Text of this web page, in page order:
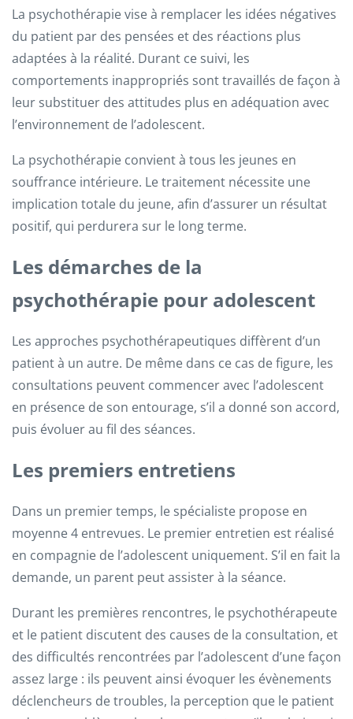
La psychothérapie vise à remplacer les idées négatives
du patient par des pensées et des réactions plus
adaptées à la réalité. Durant ce suivi, les
comportements inappropriés sont travaillés de façon à
leur substituer des attitudes plus en adéquation avec
l’environnement de l’adolescent.
La psychothérapie convient à tous les jeunes en
souffrance intérieure. Le traitement nécessite une
implication totale du jeune, afin d’assurer un résultat
positif, qui perdurera sur le long terme.
Les démarches de la
psychothérapie pour adolescent
Les approches psychothérapeutiques diffèrent d’un
patient à un autre. De même dans ce cas de figure, les
consultations peuvent commencer avec l’adolescent
en présence de son entourage, s’il a donné son accord,
puis évoluer au fil des séances.
Les premiers entretiens
Dans un premier temps, le spécialiste propose en
moyenne 4 entrevues. Le premier entretien est réalisé
en compagnie de l’adolescent uniquement. S’il en fait la
demande, un parent peut assister à la séance.
Durant les premières rencontres, le psychothérapeute
et le patient discutent des causes de la consultation, et
des difficultés rencontrées par l’adolescent d’une façon
assez large : ils peuvent ainsi évoquer les évènements
déclencheurs de troubles, la perception que le patient